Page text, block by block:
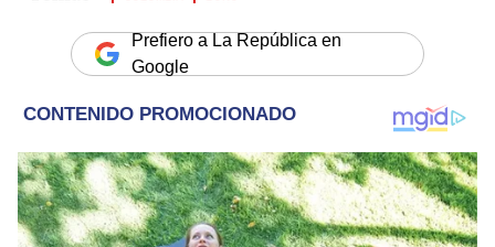
Prefiero a La República en
Google